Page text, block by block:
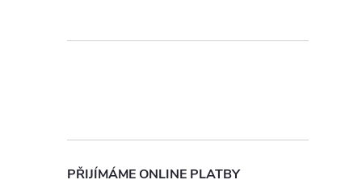
p
e
PŘIJÍMÁME ONLINE PLATBY